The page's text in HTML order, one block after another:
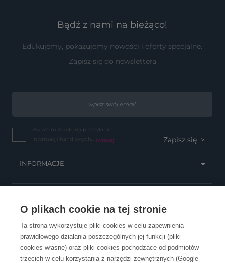
O plikach cookie na tej stronie
Ta strona wykorzystuje pliki cookies w celu zapewnienia
prawidłowego działania poszczególnych jej funkcji (pliki
cookies własne) oraz pliki cookies pochodzące od podmiotów
trzecich w celu korzystania z narzędzi zewnętrznych (Google
Bądź z nami na bieżąco!
Edukujemy, pokazujemy nowości i oferty specjalne.
Zapisz się do newslettera
Wyrażam zgodę na przesyłanie
informacji handlowych... (więcej)
INFORMACJE
OBSŁUGA KLIENTA
KONTAKT